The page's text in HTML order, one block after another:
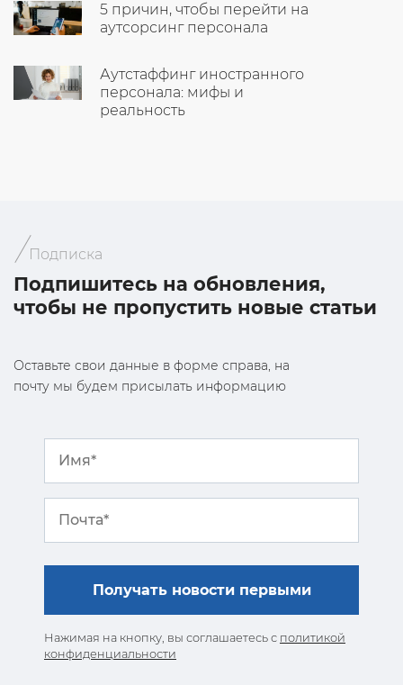
5 причин, чтобы перейти на
аутсорсинг персонала
Аутстаффинг иностранного
персонала: мифы и
реальность
Подписка
Подпишитесь на обновления,
чтобы не пропустить новые статьи
Оставьте свои данные в форме справа, на
почту мы будем присылать информацию
Нажимая на кнопку, вы соглашаетесь с политикой
конфиденциальности